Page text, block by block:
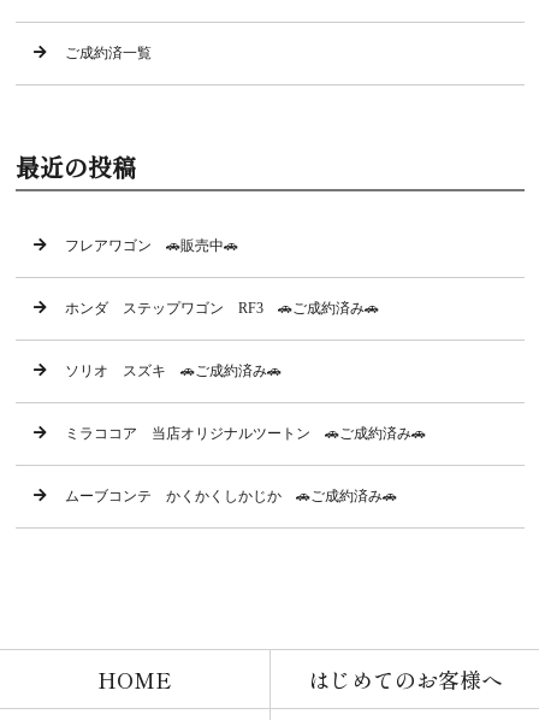
ご成約済一覧
最近の投稿
フレアワゴン 🚗販売中🚗
ホンダ ステップワゴン RF3 🚗ご成約済み🚗
ソリオ スズキ 🚗ご成約済み🚗
ミラココア 当店オリジナルツートン 🚗ご成約済み🚗
ムーブコンテ かくかくしかじか 🚗ご成約済み🚗
HOME
はじめてのお客様へ